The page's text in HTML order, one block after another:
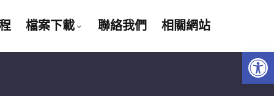
檔案下載 聯絡我們 相關網站